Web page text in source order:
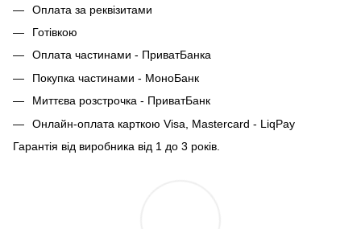
Оплата за реквізитами
Готівкою
Оплата частинами - ПриватБанка
Покупка частинами - МоноБанк
Миттєва розстрочка - ПриватБанк
Онлайн-оплата карткою Visa, Mastercard - LiqPay
Гарантія від виробника від 1 до 3 років.